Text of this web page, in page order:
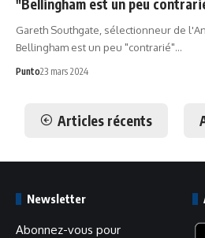
"Bellingham est un peu
Gareth Southgate, sélectionneur de
Bellingham est un peu "contrarié"…
Punto23 mars 2024
Articles récents
Newsletter
Abonnez-vous pour